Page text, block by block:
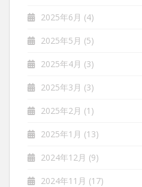
2025年6月 (4)
2025年5月 (5)
2025年4月 (3)
2025年3月 (3)
2025年2月 (1)
2025年1月 (13)
2024年12月 (9)
2024年11月 (17)